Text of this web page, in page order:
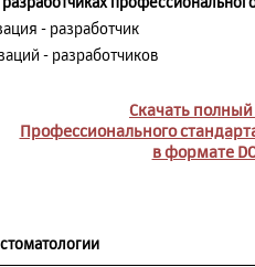
- разработчик
- разработчиков
Скачать полный
Профессионального
в формате